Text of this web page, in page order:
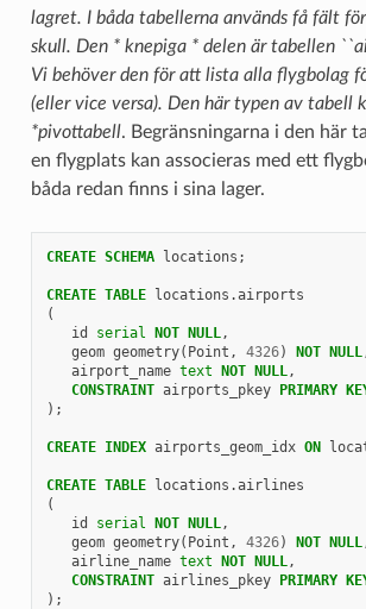
lagret. I båda tabellerna används få fält
skull. Den * knepiga * delen är tabellen
Vi behöver den för att lista alla flygbolag
(eller vice versa). Den här typen av tabell
*pivottabell. Begränsningarna i den här
en flygplats kan associeras med ett
båda redan finns i sina lager.
CREATE SCHEMA locations ;
CREATE TABLE locations .airports
(
id
serial NOT NULL,
geom geometry( Point , 4326) NOT NULL
airport_name text NOT NULL,
CONSTRAINT airports_pkey PRIMARY
);
CREATE INDEX airports_geom_idx ON
CREATE TABLE locations .airlines
(
id
serial NOT NULL,
geom geometry( Point , 4326) NOT NULL
airline_name text NOT NULL,
CONSTRAINT airlines_pkey PRIMARY
);